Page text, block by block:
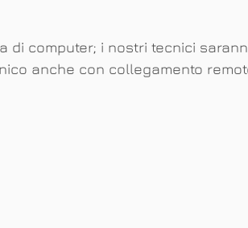
di computer; i nostri tecnici
anche con collegamento